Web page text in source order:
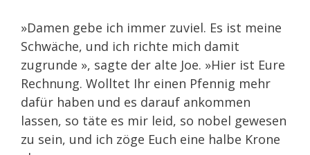
»Damen gebe ich immer zuviel. Es ist meine
Schwäche, und ich richte mich damit
zugrunde », sagte der alte Joe. »Hier ist Eure
Rechnung. Wolltet Ihr einen Pfennig mehr
dafür haben und es darauf ankommen
lassen, so täte es mir leid, so nobel gewesen
zu sein, und ich zöge Euch eine halbe Krone